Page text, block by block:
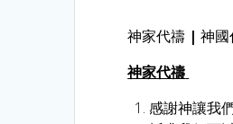
神家代禱 |神
神家代禱
感謝神讓我